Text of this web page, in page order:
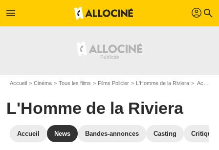
menu profil search
Accueil Cinéma Tous les films Films Policier L'Homme de la Riviera Actualités L'Homme de la Riviera
L'Homme de la Riviera
Accueil News Bandes-annonces Casting